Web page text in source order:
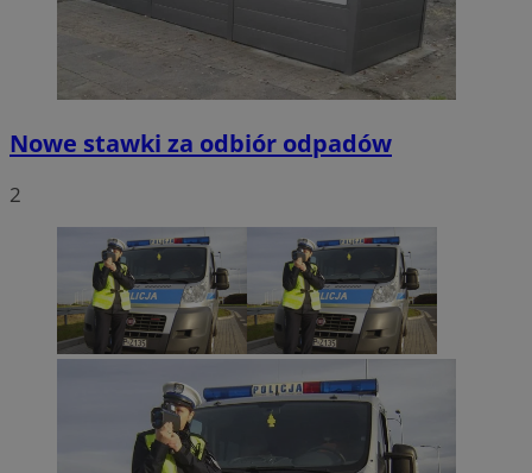
Nowe stawki za odbiór odpadów
2